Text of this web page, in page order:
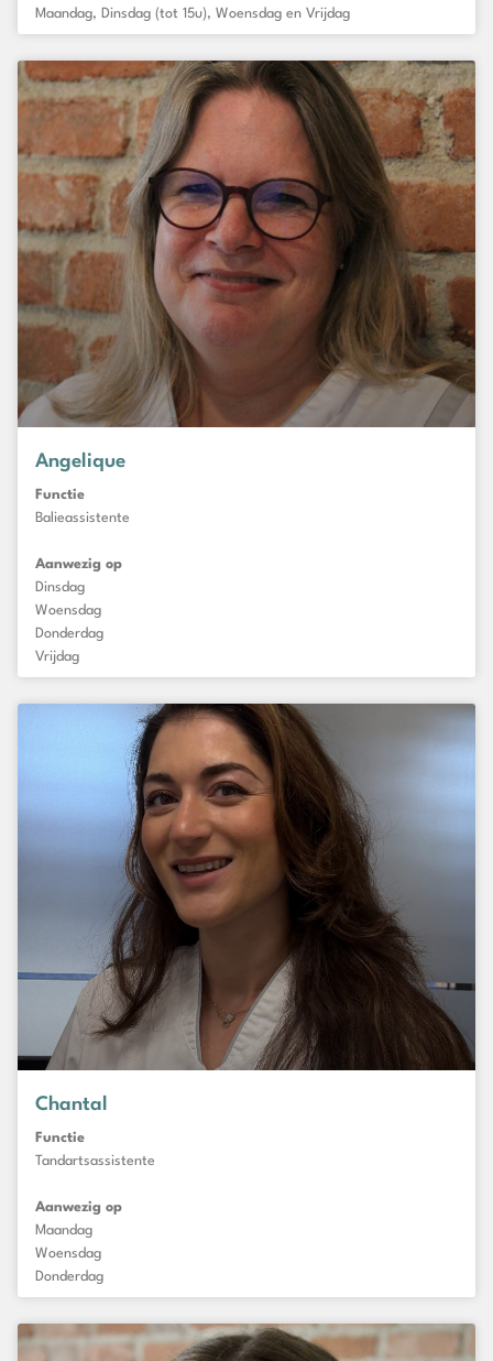
Maandag, Dinsdag (tot 15u), Woensdag en Vrijdag
Angelique
Functie
Balieassistente
Aanwezig op
Dinsdag
Woensdag
Donderdag
Vrijdag
Chantal
Functie
Tandartsassistente
Aanwezig op
Maandag
Woensdag
Donderdag